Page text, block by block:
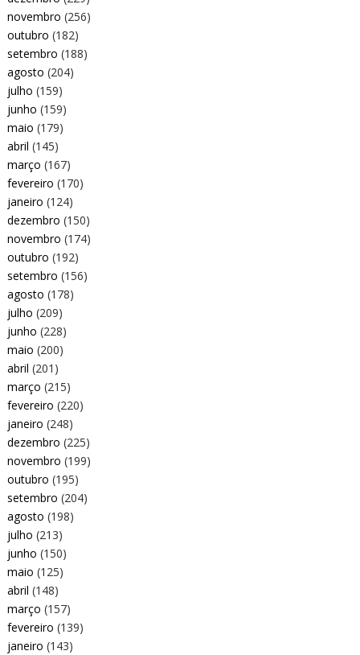
novembro (256)
outubro (182)
setembro (188)
agosto (204)
julho (159)
junho (159)
maio (179)
abril (145)
março (167)
fevereiro (170)
janeiro (124)
dezembro (150)
novembro (174)
outubro (192)
setembro (156)
agosto (178)
julho (209)
junho (228)
maio (200)
abril (201)
março (215)
fevereiro (220)
janeiro (248)
dezembro (225)
novembro (199)
outubro (195)
setembro (204)
agosto (198)
julho (213)
junho (150)
maio (125)
abril (148)
março (157)
fevereiro (139)
janeiro (143)